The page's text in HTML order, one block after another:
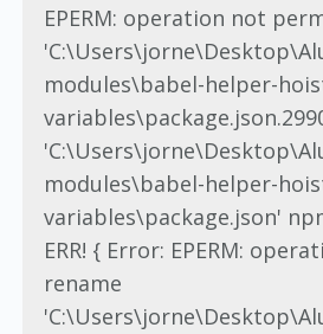
EPERM: operation not
modules\babel-helper-
modules\babel-helper-
variables\package.json'
ERR! { Error: EPERM:
rename